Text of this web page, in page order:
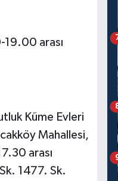
arası
Küme Evleri
Mahallesi,
arası
1477. Sk.